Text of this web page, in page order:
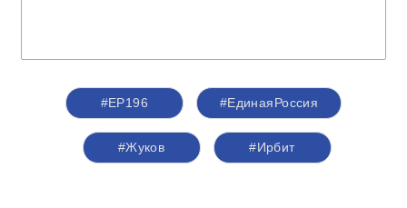
#ЕР196 #‎ЕдинаяРоссия
#Жуков #Ирбит